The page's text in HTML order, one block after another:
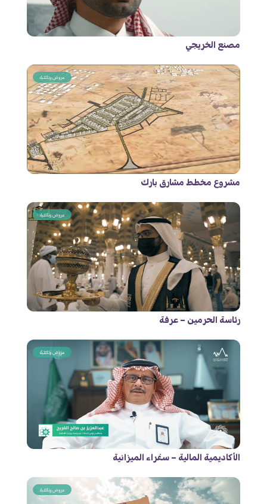
مصنع الخريجي
عروض وثائقية
مشروع مخطط مشارق بارك
عروض وثائقية
رئاسة الحرمين – عرفة
عروض وثائقية
الأكاديمية المالية – سفراء الميزانية
عروض وثائقية